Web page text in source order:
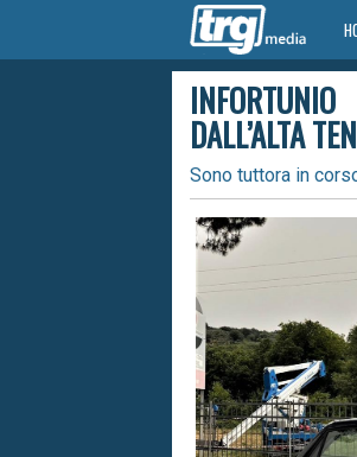
DALL’ALTA
Sono tuttora in